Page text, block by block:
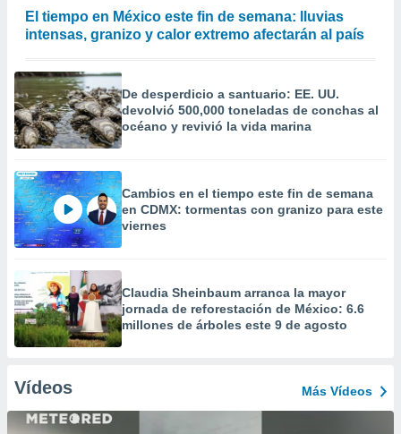
El tiempo en México este fin de semana: lluvias
intensas, granizo y calor extremo afectarán al país
De desperdicio a santuario: EE. UU.
devolvió 500,000 toneladas de conchas al
océano y revivió la vida marina
Cambios en el tiempo este fin de semana
en CDMX: tormentas con granizo para este
viernes
Claudia Sheinbaum arranca la mayor
jornada de reforestación de México: 6.6
millones de árboles este 9 de agosto
Vídeos Más Vídeos